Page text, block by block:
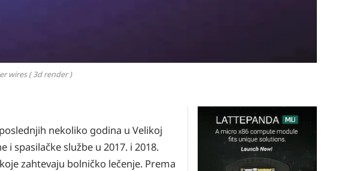
wires ( 3d render )
nekoliko godina u Velikoj
spasilačke službe u 2017. i 2018.
zahtevaju bolničko lečenje. Prema